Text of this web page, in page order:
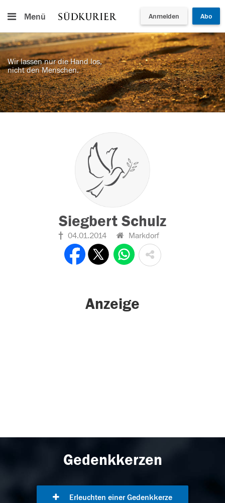
Menü Anmelden Abo
Wir lassen nur die Hand los,
nicht den Menschen.
Siegbert Schulz
04.01.2014 Markdorf
Anzeige
Gedenkkerzen
Erleuchten einer Gedenkkerze